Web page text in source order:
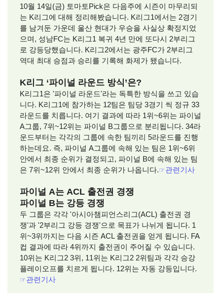
10월 14일(금) 토마토Pick은 다음주에 시즌이 마무리되
는 K리그에 대해 정리해봤습니다. K리그1에서는 2경기
를 남겨둔 가운데 울산 현대가 우승을 사실상 확정지었
으며, 성남FC는 K리그1 복귀 4년 만에 또다시 2부리그
로 강등당했습니다. K리그2에서는 광주FC가 2부리그
역대 최대 승점과 승리를 기록해 화제가 됐습니다.
K리그 ‘파이널 라운드 방식’은?
K리그1은 '파이널 라운드'라는 독특한 방식을 쓰고 있습
니다. K리그1에 참가하는 12팀은 팀당 3경기 씩 정규 33
라운드를 치릅니다. 여기 결과에 따라 1위~6위는 파이널
A그룹, 7위~12위는 파이널 B그룹으로 분리됩니다. 34라
운드부터는 각각의 그룹에 속한 팀끼리 5라운드를 진행
하는데요. 즉, 파이널 A그룹에 속해 있는 팀은 1위~6위
안에서 최종 순위가 결정되고, 파이널 B에 속해 있는 팀
은 7위~12위 안에서 최종 순위가 나옵니다.☞관련기사
파이널 A는 ACL 출전권 경쟁
파이널 B는 강등 경쟁
두 그룹은 각각 '아시아챔피언스리그(ACL) 출전권 경
쟁'과 '2부리그 강등 경쟁'으로 목표가 나뉘게 됩니다. 1
위~3위까지는 다음 시즌 ACL 출전권을 얻게 됩니다. FA
컵 결과에 따라 4위까지 출전권이 주어질 수 있습니다.
10위는 K리그2 3위, 11위는 K리그2 2위팀과 각각 승강
플레이오프를 치르게 됩니다. 12위는 자동 강등입니다.
☞관련기사